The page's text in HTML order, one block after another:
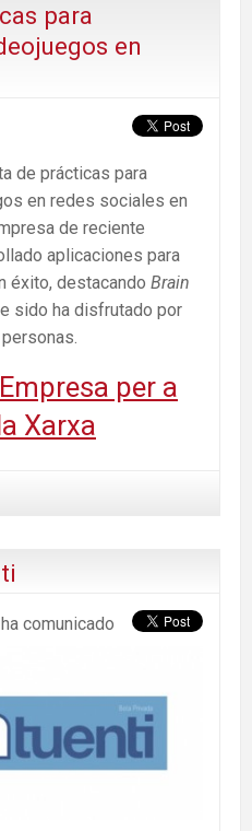
para
en
de prácticas para
en redes sociales en
de reciente
aplicaciones para
éxito, destacando Brain
sido ha disfrutado por
per a
Xarxa
comunicado